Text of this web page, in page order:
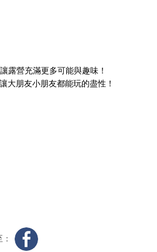
露營充滿更多可能與趣味！
大朋友小朋友都能玩的盡性！